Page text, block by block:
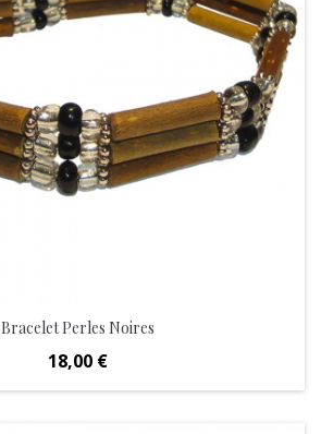
Bracelet Perles Noires
Prix
18,00 €